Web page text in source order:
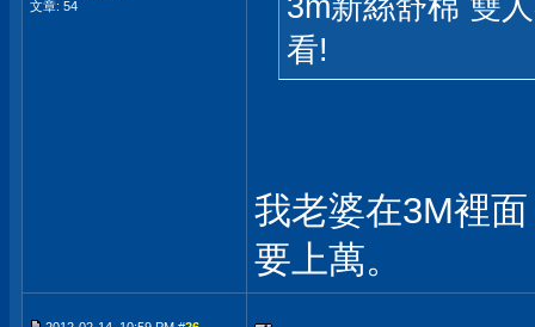
文章: 54
看!
我老婆在3M裡
要上萬。